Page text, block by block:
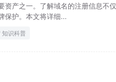
资产之一。了解域名的注册信息不仅
保护。本文将详细...
知识科普